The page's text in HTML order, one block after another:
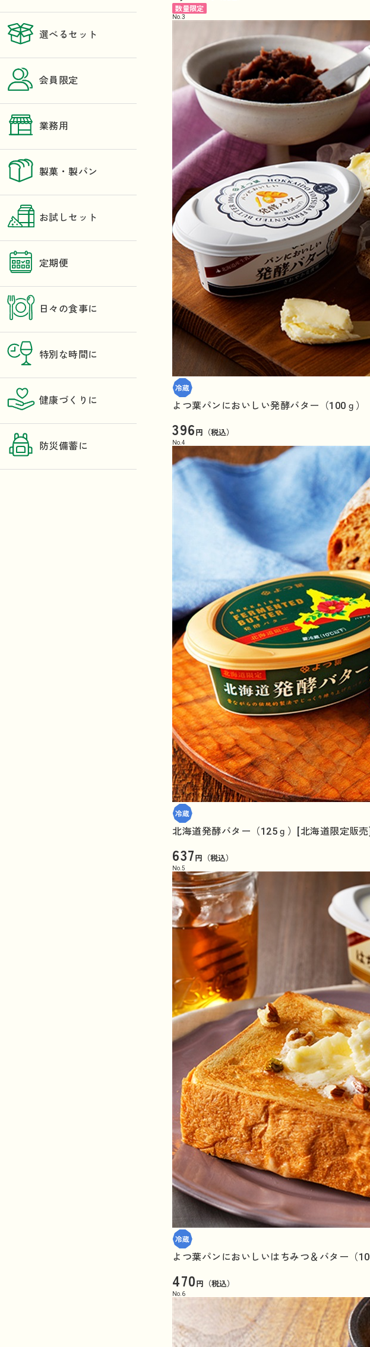
選べるセット
会員限定
業務用
製菓・製パン
お試しセット
定期便
日々の食事に
特別な時間に
健康づくりに
防災備蓄に
数量限定
No.3
よつ葉パンにおいしい発酵バター（100ｇ）
396円（税込）
No.4
北海道発酵バター（125ｇ）[北海道限定販売]
637円（税込）
No.5
よつ葉パンにおいしいはちみつ＆バター（
470円（税込）
No. 6